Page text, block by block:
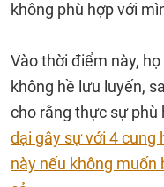
không phù hợp với
Vào thời điểm này,
không hề lưu luyến,
cho rằng thực sự phù
dại gây sự với 4 cung
này nếu không muốn